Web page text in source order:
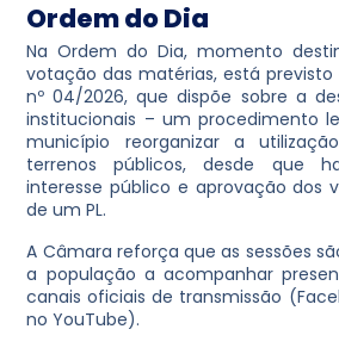
Ordem do Dia
Na Ordem do Dia, momento
votação das matérias, está previsto
nº 04/2026, que dispõe sobre a
institucionais – um procedimento
município reorganizar a
terrenos públicos, desde que
interesse público e aprovação dos
de um PL.
A Câmara reforça que as sessões
a população a acompanhar
canais oficiais de transmissão
no YouTube).